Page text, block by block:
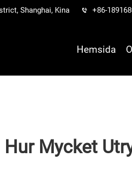
Shanghai, Kina +86-
Hemsida
Hur Mycket